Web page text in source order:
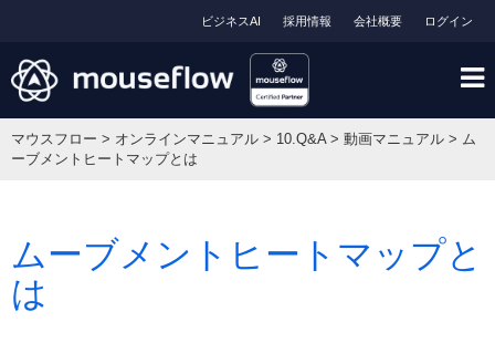
ログイン
会社概要
採用情報
ビジネスAI
マウスフロー > オンラインマニュアル > 10.Q&A> 動画マニュアル > ム
ーブメントヒートマップとは
ムーブメントヒートマップと
は